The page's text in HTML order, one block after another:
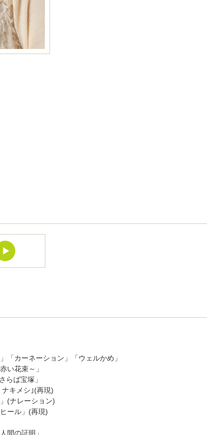
「カーネーション」「ウェルかめ」
い花束～」
らば宝塚」
ナキメシ｣(再現)
(ナレーション)
ール」(再現)
間の証明」